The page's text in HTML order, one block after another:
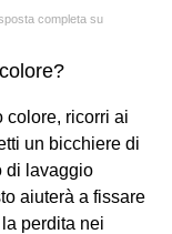
completa su
colore, ricorri ai
un bicchiere di
di lavaggio
aiuterà a fissare
perdita nei